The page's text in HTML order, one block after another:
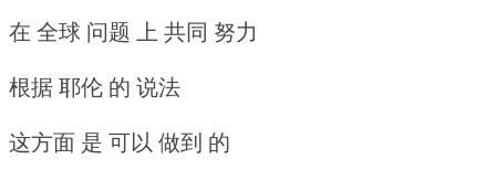
在 全球 问题 上 共同 努力
根据 耶伦 的 说法
这方面 是 可以 做到 的